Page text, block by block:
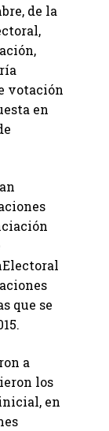
de la
votación
en
que se
a
los
en